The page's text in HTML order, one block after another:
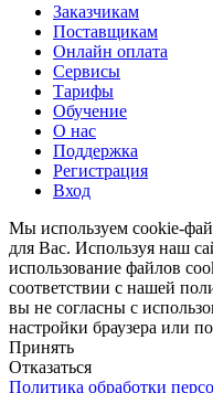
Close
Menu
Заказчикам
Поставщикам
Онлайн оплата
Сервисы
Тарифы
Обучение
О нас
Поддержка
Регистрация
Вход
Мы используем cookie-
для Вас. Используя наш
использование файлов
соответствии с нашей
вы не согласны с
настройки браузера или
Принять
Отказаться
Политика обработки